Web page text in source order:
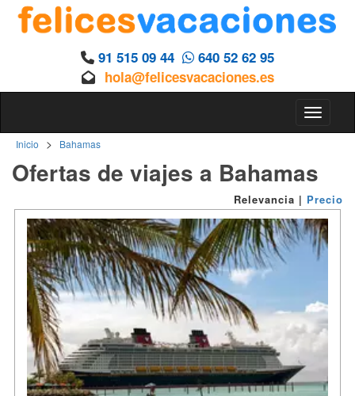
91 515 09 44
640 52 62 95
hola@felicesvacaciones.es
Toggle
Inicio > Bahamas
Ofertas de viajes a Bahamas
Relevancia | Precio